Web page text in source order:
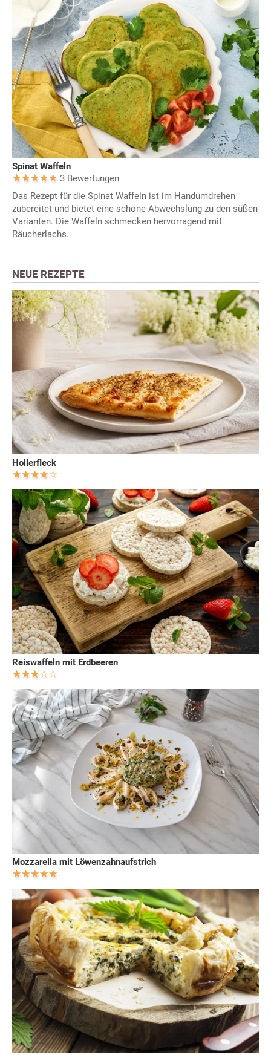
Spinat Waffeln
3 Bewertungen
Das Rezept für die Spinat Waffeln ist im Handumdrehen
zubereitet und bietet eine schöne Abwechslung zu den süßen
Varianten. Die Waffeln schmecken hervorragend mit
Räucherlachs.
NEUE REZEPTE
Hollerfleck
Reiswaffeln mit Erdbeeren
Mozzarella mit Löwenzahnaufstrich